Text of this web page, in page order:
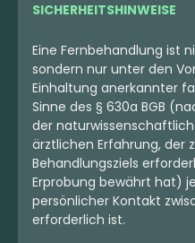
SICHERHEITSHINWEISE
Eine Fernbehandlung ist
sondern nur unter den
Einhaltung anerkannter
Sinne des § 630a BGB
der
ärztlichen Erfahrung, der
Behandlungsziels
Erprobung bewährt hat)
persönlicher Kontakt
erforderlich ist.